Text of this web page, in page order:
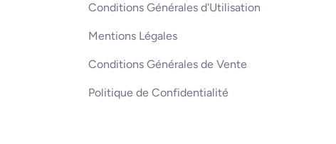
Conditions Générales d'Utilisation
Mentions Légales
Conditions Générales de Vente
Politique de Confidentialité